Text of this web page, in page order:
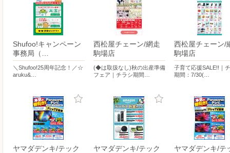
Shufoo!キャンペーン
事務局（…
＼Shufoo!25周年記念！／☆
aruku&…
西松屋チェーン/網走
駒場店
(◆は取扱なし)秋の出産準備
フェア｜チラシ期間…
西松屋チェーン/
駒場店
子育て応援SALE!!｜
期間：7/30(…
ヤマダデンキ/テック
ヤマダデンキ/テック
ヤマダデンキ/テ